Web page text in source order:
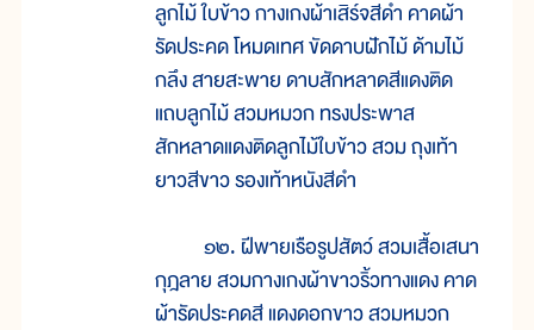
ลูกไม้ ใบข้าว กางเกงผ้าเสิร์จสีดำ คาดผ้า
รัดประคด โหมดเทศ ขัดดาบฝักไม้ ด้ามไม้
กลึง สายสะพาย ดาบสักหลาดสีแดงติด
แถบลูกไม้ สวมหมวก ทรงประพาส
สักหลาดแดงติดลูกไม้ใบข้าว สวม ถุงเท้า
ยาวสีขาว รองเท้าหนังสีดำ
๑๒. ฝีพายเรือรูปสัตว์ สวมเสื้อเสนา
กุฎลาย สวมกางเกงผ้าขาวริ้วทางแดง คาด
ผ้ารัดประคดสี แดงดอกขาว สวมหมวก